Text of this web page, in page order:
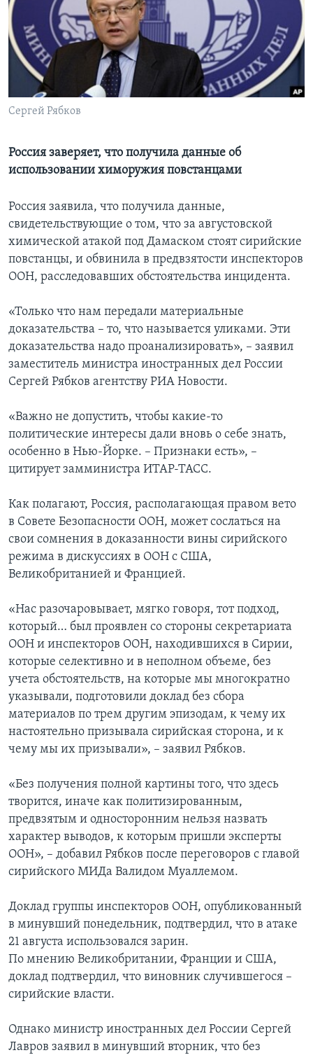
Learning English
СОЦИАЛЬНЫЕ СЕТИ
Сергей Рябков
Россия заверяет, что получила данные об
использовании химоружия повстанцами
Россия заявила, что получила данные,
свидетельствующие о том, что за августовской
химической атакой под Дамаском стоят сирийские
повстанцы, и обвинила в предвзятости инспекторов
ООН, расследовавших обстоятельства инцидента.
«Только что нам передали материальные
доказательства – то, что называется уликами. Эти
доказательства надо проанализировать», – заявил
заместитель министра иностранных дел России
Сергей Рябков агентству РИА Новости.
«Важно не допустить, чтобы какие-то
политические интересы дали вновь о себе знать,
особенно в Нью-Йорке. – Признаки есть», –
цитирует замминистра ИТАР-ТАСС.
Как полагают, Россия, располагающая правом вето
в Совете Безопасности ООН, может сослаться на
свои сомнения в доказанности вины сирийского
режима в дискуссиях в ООН с США,
Великобританией и Францией.
«Нас разочаровывает, мягко говоря, тот подход,
который… был проявлен со стороны секретариата
ООН и инспекторов ООН, находившихся в Сирии,
которые селективно и в неполном объеме, без
учета обстоятельств, на которые мы многократно
указывали, подготовили доклад без сбора
материалов по трем другим эпизодам, к чему их
настоятельно призывала сирийская сторона, и к
чему мы их призывали», – заявил Рябков.
«Без получения полной картины того, что здесь
творится, иначе как политизированным,
предвзятым и односторонним нельзя назвать
характер выводов, к которым пришли эксперты
ООН», – добавил Рябков после переговоров с главой
сирийского МИДа Валидом Муаллемом.
Доклад группы инспекторов ООН, опубликованный
в минувший понедельник, подтвердил, что в атаке
21 августа использовался зарин.
По мнению Великобритании, Франции и США,
доклад подтвердил, что виновник случившегося –
сирийские власти.
Однако министр иностранных дел России Сергей
Лавров заявил в минувший вторник, что без